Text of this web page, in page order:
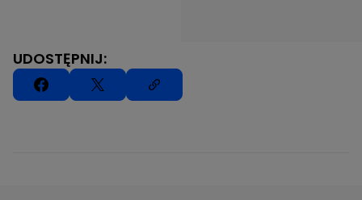
UDOSTĘPNIJ: